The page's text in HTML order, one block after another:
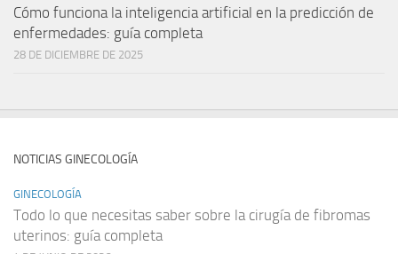
Cómo funciona la inteligencia artificial en la predicción de
enfermedades: guía completa
28 DE DICIEMBRE DE 2025
NOTICIAS GINECOLOGÍA
GINECOLOGÍA
Todo lo que necesitas saber sobre la cirugía de fibromas
uterinos: guía completa